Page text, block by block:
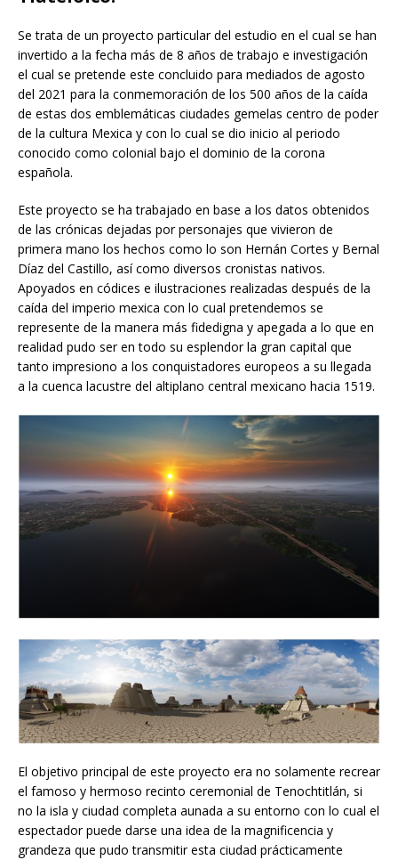
Se trata de un proyecto particular del estudio en el cual se han
invertido a la fecha más de 8 años de trabajo e investigación
el cual se pretende este concluido para mediados de agosto
del 2021 para la conmemoración de los 500 años de la caída
de estas dos emblemáticas ciudades gemelas centro de poder
de la cultura Mexica y con lo cual se dio inicio al periodo
conocido como colonial bajo el dominio de la corona
española.
Este proyecto se ha trabajado en base a los datos obtenidos
de las crónicas dejadas por personajes que vivieron de
primera mano los hechos como lo son Hernán Cortes y Bernal
Díaz del Castillo, así como diversos cronistas nativos.
Apoyados en códices e ilustraciones realizadas después de la
caída del imperio mexica con lo cual pretendemos se
represente de la manera más fidedigna y apegada a lo que en
realidad pudo ser en todo su esplendor la gran capital que
tanto impresiono a los conquistadores europeos a su llegada
a la cuenca lacustre del altiplano central mexicano hacia 1519.
El objetivo principal de este proyecto era no solamente recrear
el famoso y hermoso recinto ceremonial de Tenochtitlán, si
no la isla y ciudad completa aunada a su entorno con lo cual el
espectador puede darse una idea de la magnificencia y
grandeza que pudo transmitir esta ciudad prácticamente